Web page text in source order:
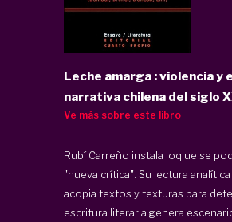
Leche amarga : violencia y
narrativa chilena del siglo
Ve más sobre este libro
Rubí Carreño instala loq ue se
"nueva crítica". Su lectura
acopia textos y texturas para
escritura literaria genera